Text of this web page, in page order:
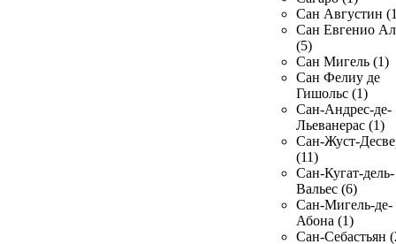
Сан Августин
Сан Евгенио
(5)
Сан Мигель (1)
Сан Фелиу де
Гишольс (1)
Сан-Андрес-де-
Льеванерас (1)
Сан-Жуст-
(11)
Сан-Кугат-дель-
Вальес (6)
Сан-Мигель-де-
Абона (1)
Сан-Себастьян